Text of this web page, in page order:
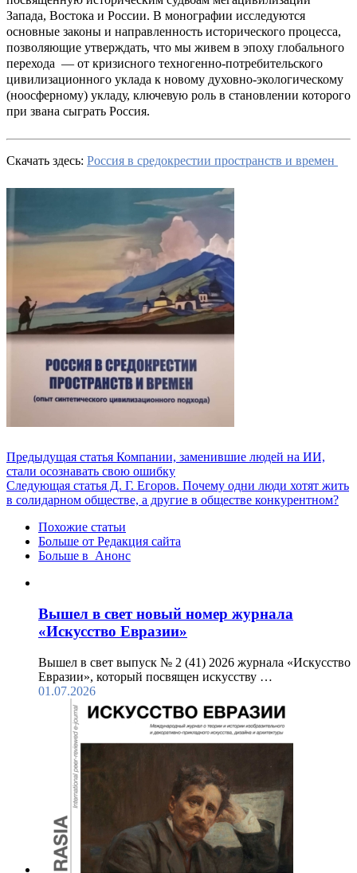
Запада, Востока и России. В монографии исследуются
основные законы и направленность исторического процесса,
позволяющие утверждать, что мы живем в эпоху глобального
перехода — от кризисного техногенно-потребительского
цивилизационного уклада к новому духовно-экологическому
(ноосферному) укладу, ключевую роль в становлении которого
при звана сыграть Россия.
Скачать здесь: Россия в средокрестии пространств и времен
Предыдущая статья Компании, заменившие людей на ИИ,
стали осознавать свою ошибку
Следующая статья Д. Г. Егоров. Почему одни люди хотят жить
в солидарном обществе, а другие в обществе конкурентном?
Похожие статьи
Больше от Редакция cайта
Больше в Анонс
Вышел в свет новый номер журнала
«Искусство Евразии»
Вышел в свет выпуск № 2 (41) 2026 журнала «Искусство
Евразии», который посвящен искусству …
01.07.2026